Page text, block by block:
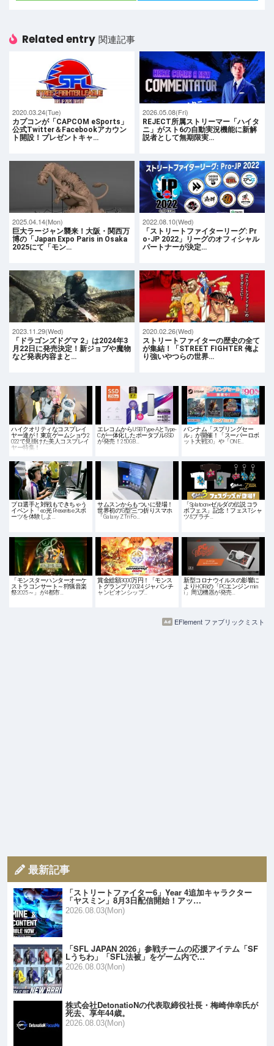
Related entry 関連記事
2020.03.24(Tue)
カプコンが「CAPCOM eSports」
公式Twitter＆Facebookアカウン
ト開設！プレゼントキャ…
2026.05.08(Fri)
REJECT所属ストリーマー「ハイタ
ニ」がスト6の自動実況機能に新解
説者として無期限実…
2025.04.14(Mon)
巨大ラージャン襲来！大阪・関西万
博の「Japan Expo Paris in Osaka
2025にて「モン…
2022.08.10(Wed)
「ストリートファイターリーグ: Pr
o-JP 2022」リーグのオフィシャル
パートナーが決定…
2023.11.29(Wed)
「ドラゴンズドグマ 2」は2024年3
月22日に発売決定！新ジョブや魔物
など発表内容まと…
2020.02.26(Wed)
ストリートファイターの歴史の全て
が集結！「STREET FIGHTER 俺よ
り強いやつらの世界…
ハイクオリティなコスプレイ
ヤー達が！東京ゲームショウ2
022で見掛けた美人コスプレイ
ヤー特集！
エレコムからUSB Type-AとType-
Cが一体化したポータブルSSD
が発売！250GB…
バンナム「スプリングセー
ル」が開催！「スーパーロボ
ット大戦30」や「ONE…
プロ選手と対戦もできちゃう
イベント「eo光 Presents eスポ
ーツを体験しよ…
サムスンからもついに登場！
世界初の“G型”三つ折りスマホ
「Galaxy Z TriFo…
「Splatoon×ゼルダの伝説 コラ
ボフェス」記念！フェスTシャ
ツ&プラチ…
「モンスターハンターオーケ
ストラコンサート～狩猟音楽
祭2025～」が4都市…
賞金総額3000万円！「モンス
トグランプリ2024 ジャパンチ
ャンピオンシップ…
新型コロナウイルスの影響に
よりHORIの「PCエンジン min
i」周辺機器が発売…
EFlement ファブリックミスト
最新記事
「ストリートファイター6」Year 4追加キャラクター
「ヤスミン」8月3日配信開始！アッ…
2026.08.03(Mon)
「SFL JAPAN 2026」参戦チームの応援アイテム「SF
Lうちわ」「SFL法被」をゲーム内で…
2026.08.03(Mon)
株式会社DetonatioNの代表取締役社長・梅崎伸幸氏が
死去、享年44歳。
2026.08.03(Mon)